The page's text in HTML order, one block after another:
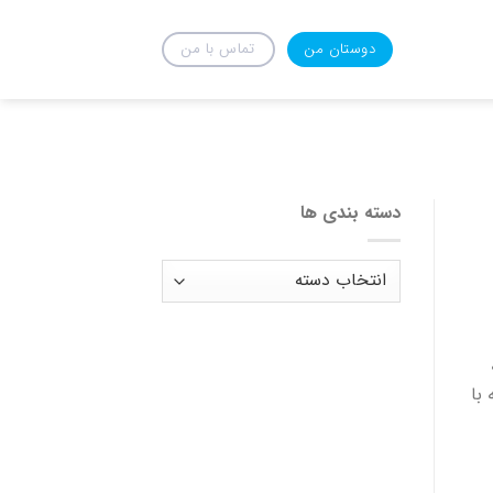
دوستان من تماس با من
دسته بندی ها
دسته
بندی